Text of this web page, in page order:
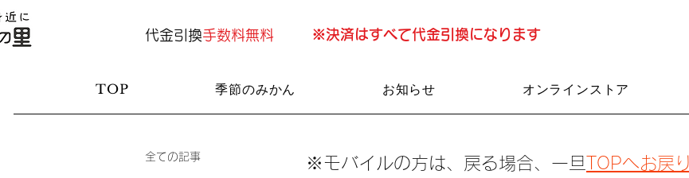
代金引換手数料無料 ​※決済はすべて代金引換になります
TOP 季節のみかん お知らせ オンラインストア
全ての記事 ※モバイルの方は、戻る場合、一旦 TOPへお戻